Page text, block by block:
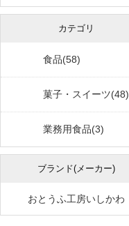
カテゴリ
食品(58)
菓子・スイーツ(48)
業務用食品(3)
ブランド(メーカー)
おとうふ工房いしかわ